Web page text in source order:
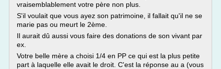
vraisemblablement votre père non plus.
S'il voulait que vous ayez son patrimoine, il fallait qu'il ne se
marie pas ou meurt le 2ème.
Il aurait dû aussi vous faire des donations de son vivant par
ex.
Votre belle mère a choisi 1/4 en PP ce qui est la plus petite
part à laquelle elle avait le droit. C'est la réponse au a (vous